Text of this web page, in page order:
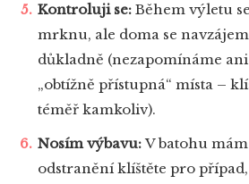
Kontroluji se: Během výletu
mrknu, ale doma se
důkladně (nezapomínáme
„obtížně přístupná“ místa –
téměř kamkoliv).
Nosím výbavu:V batohu
odstranění klíštěte pro